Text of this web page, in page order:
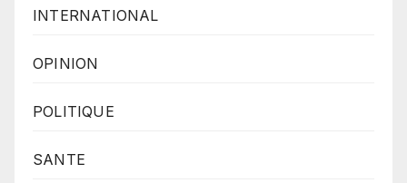
INTERNATIONAL
OPINION
POLITIQUE
SANTE